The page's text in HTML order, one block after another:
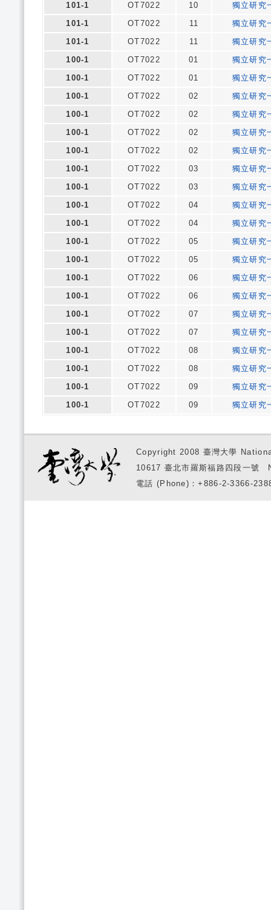
101-1
OT7022 10
獨立研究
101-1
OT7022 11
獨立研究
101-1
OT7022 11
獨立研究
100-1
OT7022 01
獨立研究
100-1
OT7022 01
獨立研究
100-1
OT7022 02
獨立研究
100-1
OT7022 02
獨立研究
100-1
OT7022 02
獨立研究
100-1
OT7022 02
獨立研究
100-1
OT7022 03
獨立研究
100-1
OT7022 03
獨立研究
100-1
OT7022 04
獨立研究
100-1
OT7022 04
獨立研究
100-1
OT7022 05
獨立研究
100-1
OT7022 05
獨立研究
100-1
OT7022 06
獨立研究
100-1
OT7022 06
獨立研究
100-1
OT7022 07
獨立研究
100-1
OT7022 07
獨立研究
100-1
OT7022 08
獨立研究
100-1
OT7022 08
獨立研究
100-1
OT7022 09
獨立研究
100-1
OT7022 09 獨立研究
Copyright 2008 臺灣大學
10617 臺北市羅斯福路四段一
電話 (Phone)：+886-2-3366-